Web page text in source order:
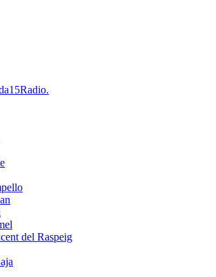
del Raspeig